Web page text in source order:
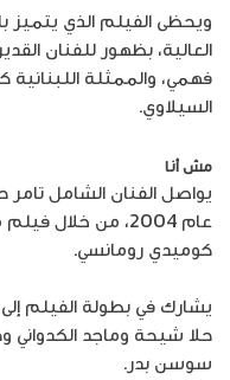
ويحظى الفيلم الذي يتميز
العالية، بظهور للفنان
فهمي، والممثلة
السيلاوي.
مش أنا
يواصل الفنان الشامل تامر
عام 2004، من خلال
كوميدي رومانسي.
يشارك في بطولة الفيلم
حلا شيحة وماجد الكدواني
سوسن بدر.